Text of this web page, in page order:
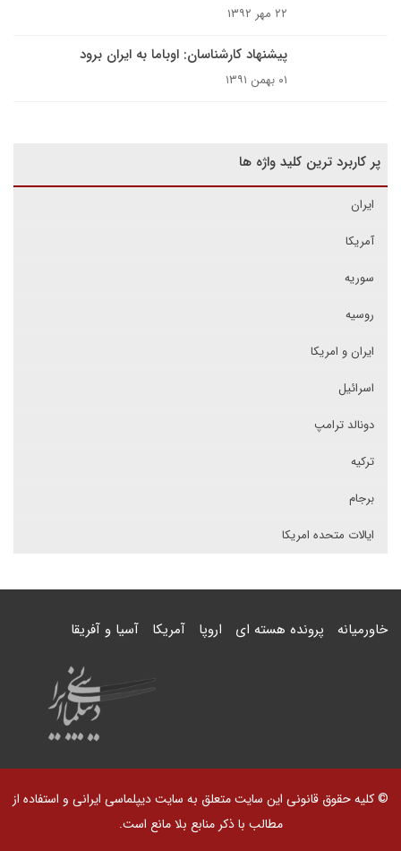
۲۲ مهر ۱۳۹۲
پیشنهاد کارشناسان: اوباما به ایران برود
۰۱ بهمن ۱۳۹۱
پر کاربرد ترین کلید واژه ها
ایران
آمریکا
سوریه
روسیه
ایران و امریکا
اسرائیل
دونالد ترامپ
ترکیه
برجام
ایالات متحده امریکا
خاورمیانه پرونده هسته ای اروپا آمریکا آسیا و آفریقا
© کلیه حقوق قانونی این سایت متعلق به سایت دیپلماسی ایرانی و استفاده از
مطالب با ذکر منابع بلا مانع است.